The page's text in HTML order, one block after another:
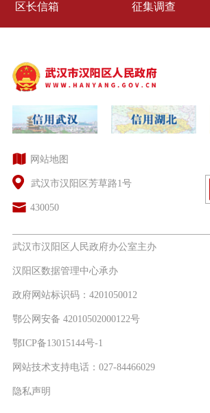
区长信箱 征集调查
网站地图
武汉市汉阳区芳草路1号
430050
武汉市汉阳区人民政府办公室主办
汉阳区数据管理中心承办
政府网站标识码：4201050012
鄂公网安备 42010502000122号
鄂ICP备13015144号-1
网站技术支持电话：027-84466029
隐私声明